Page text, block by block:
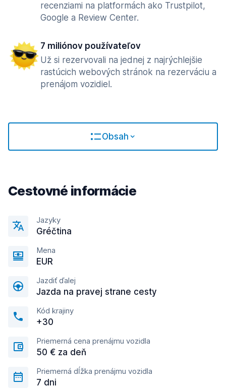
recenziami na platformách ako Trustpilot,
Google a Review Center.
7 miliónov používateľov
Už si rezervovali na jednej z najrýchlejšie
rastúcich webových stránok na rezerváciu a
prenájom vozidiel.
Obsah
Cestovné informácie
Jazyky
Gréčtina
Mena
EUR
Jazdiť ďalej
Jazda na pravej strane cesty
Kód krajiny
+30
Priemerná cena prenájmu vozidla
50 € za deň
Priemerná dĺžka prenájmu vozidla
7 dni